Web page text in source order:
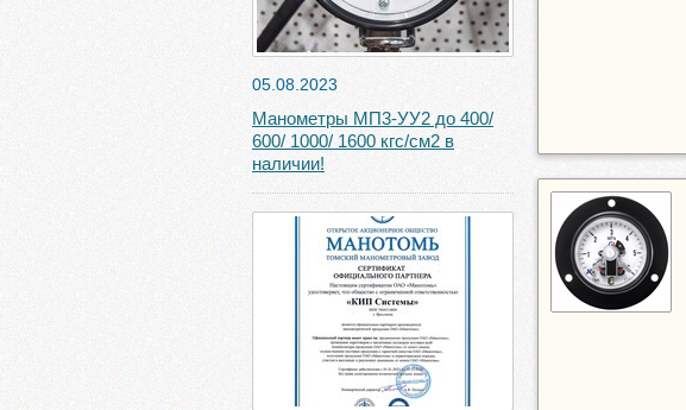
05.08.2023
Манометры МП3-УУ2 до 400/
600/ 1000/ 1600 кгс/см2 в
наличии!